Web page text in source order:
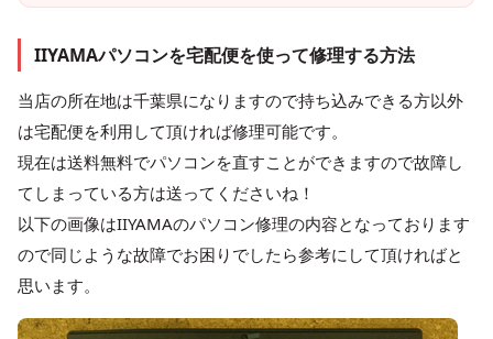
IIYAMAパソコンを宅配便を使って修理する方法
当店の所在地は千葉県になりますので持ち込みできる方以外
は宅配便を利用して頂ければ修理可能です。
現在は送料無料でパソコンを直すことができますので故障し
てしまっている方は送ってくださいね！
以下の画像はIIYAMAのパソコン修理の内容となっております
ので同じような故障でお困りでしたら参考にして頂ければと
思います。